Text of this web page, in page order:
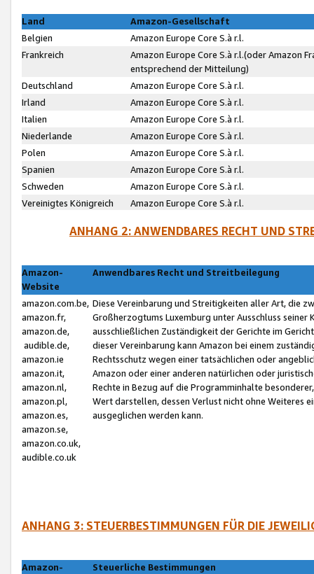
Land
Amazon-Gesellschaft
Belgien
Amazon Europe Core S.à r.l.
Frankreich
Amazon Europe Core S.à r.l.(oder Amazon
entsprechend der Mitteilung)
Deutschland
Amazon Europe Core S.à r.l.
Irland
Amazon Europe Core S.à r.l.
Italien
Amazon Europe Core S.à r.l.
Niederlande
Amazon Europe Core S.à r.l.
Polen
Amazon Europe Core S.à r.l.
Spanien
Amazon Europe Core S.à r.l.
Schweden
Amazon Europe Core S.à r.l.
Vereinigtes Königreich
Amazon Europe Core S.à r.l.
ANHANG 2: ANWENDBARES RECHT UND
Amazon-
Website
Anwendbares Recht und Streitbeilegung
amazon.com.be,
amazon.fr,
amazon.de,
audible.de,
amazon.ie
amazon.it,
amazon.nl,
amazon.pl,
amazon.es,
amazon.se,
amazon.co.uk,
audible.co.uk
Diese Vereinbarung und Streitigkeiten aller Art, die
Großherzogtums Luxemburg unter Ausschluss
ausschließlichen Zuständigkeit der Gerichte im
dieser Vereinbarung kann Amazon bei einem
Rechtsschutz wegen einer tatsächlichen oder
Amazon oder einer anderen natürlichen oder
Rechte in Bezug auf die Programminhalte
Wert darstellen, dessen Verlust nicht ohne Weiteres
ausgeglichen werden kann.
ANHANG 3: STEUERBESTIMMUNGEN FÜR DIE
Amazon-
Steuerliche Bestimmungen